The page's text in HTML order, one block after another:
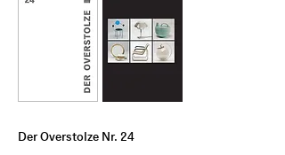
Der Overstolze Nr. 24